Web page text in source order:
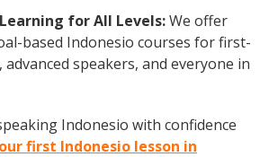
for All Levels:We offer
based Indonesio courses for first-
speakers, and everyone in
Indonesio with confidence
first Indonesio lesson in